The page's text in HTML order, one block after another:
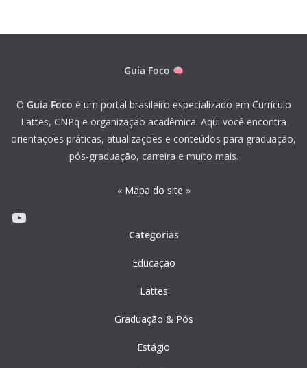
Guia Foco
O Guia Foco é um portal brasileiro especializado em Currículo
Lattes, CNPq e organização acadêmica. Aqui você encontra
orientações práticas, atualizações e conteúdos para graduação,
pós-graduação, carreira e muito mais.
« Mapa do site »
Youtube
Categorias
Educação
Lattes
Graduação & Pós
Estágio